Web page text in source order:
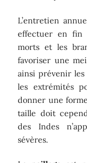
L’entretien
effectuer en fin
morts et les
favoriser une
ainsi prévenir les
les extrémités
donner une
taille doit
des Indes
sévères.